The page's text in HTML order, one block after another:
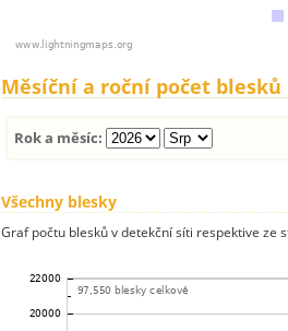
Měsíční a roční počet blesků
Rok a měsíc:
Všechny blesky
Graf počtu blesků v detekční síti respektive ze